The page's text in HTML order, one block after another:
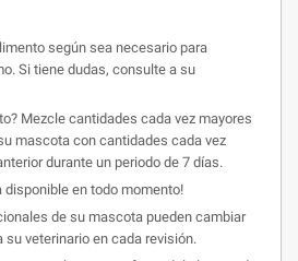
según sea necesario para
Si tiene dudas, consulte a su
Mezcle cantidades cada vez mayores
mascota con cantidades cada vez
durante un periodo de 7 días.
disponible en todo momento!
de su mascota pueden cambiar
su veterinario en cada revisión.